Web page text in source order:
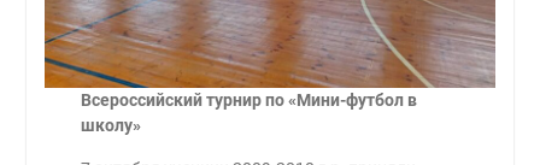
Всероссийский турнир по «Мини-футбол в
школу»